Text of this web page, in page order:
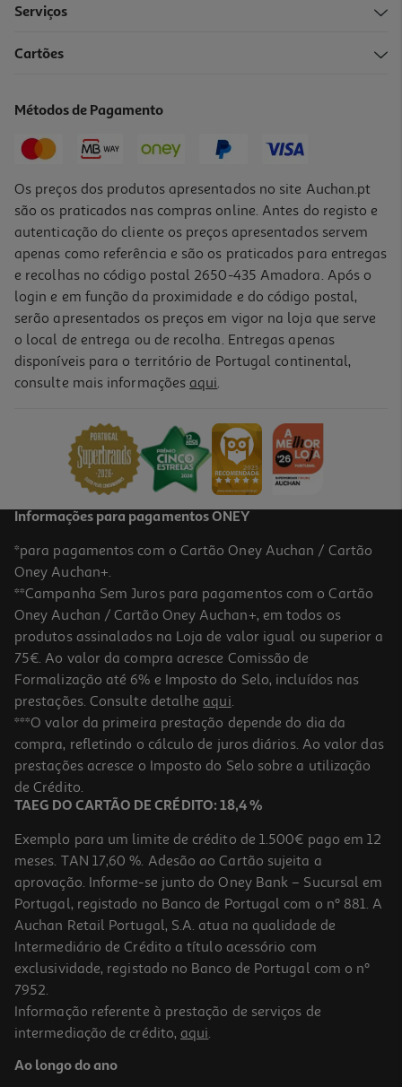
Serviços
Cartões
Métodos de Pagamento
Os preços dos produtos apresentados no site Auchan.pt
são os praticados nas compras online. Antes do registo e
autenticação do cliente os preços apresentados servem
apenas como referência e são os praticados para entregas
e recolhas no código postal 2650-435 Amadora. Após o
login e em função da proximidade e do código postal,
serão apresentados os preços em vigor na loja que serve
o local de entrega ou de recolha. Entregas apenas
disponíveis para o território de Portugal continental,
consulte mais informações aqui.
Informações para pagamentos ONEY
*para pagamentos com o Cartão Oney Auchan / Cartão
Oney Auchan+.
**Campanha Sem Juros para pagamentos com o Cartão
Oney Auchan / Cartão Oney Auchan+, em todos os
produtos assinalados na Loja de valor igual ou superior a
75€. Ao valor da compra acresce Comissão de
Formalização até 6% e Imposto do Selo, incluídos nas
prestações. Consulte detalhe aqui.
***O valor da primeira prestação depende do dia da
compra, refletindo o cálculo de juros diários. Ao valor das
prestações acresce o Imposto do Selo sobre a utilização
de Crédito.
TAEG DO CARTÃO DE CRÉDITO: 18,4 %
Exemplo para um limite de crédito de 1.500€ pago em 12
meses. TAN 17,60 %. Adesão ao Cartão sujeita a
aprovação. Informe-se junto do Oney Bank – Sucursal em
Portugal, registado no Banco de Portugal com o nº 881. A
Auchan Retail Portugal, S.A. atua na qualidade de
Intermediário de Crédito a título acessório com
exclusividade, registado no Banco de Portugal com o nº
7952.
Informação referente à prestação de serviços de
intermediação de crédito, aqui.
Ao longo do ano